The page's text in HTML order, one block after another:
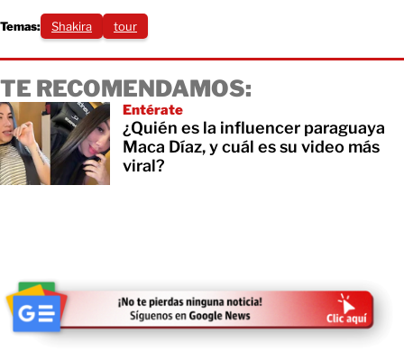
Temas: Shakira tour
TE RECOMENDAMOS:
Entérate
¿Quién es la influencer paraguaya
Maca Díaz, y cuál es su video más
viral?